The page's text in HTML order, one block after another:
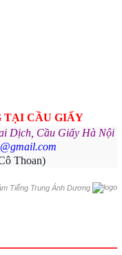
TẠI CẦU GIẤY
Dịch, Cầu Giấy Hà Nội
Thoan)
Tiếng Trung Ánh Dương